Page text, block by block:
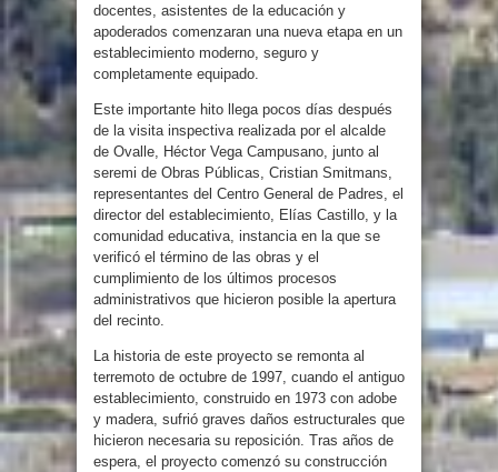
docentes, asistentes de la educación y
apoderados comenzaran una nueva etapa en un
establecimiento moderno, seguro y
completamente equipado.
Este importante hito llega pocos días después
de la visita inspectiva realizada por el alcalde
de Ovalle, Héctor Vega Campusano, junto al
seremi de Obras Públicas, Cristian Smitmans,
representantes del Centro General de Padres, el
director del establecimiento, Elías Castillo, y la
comunidad educativa, instancia en la que se
verificó el término de las obras y el
cumplimiento de los últimos procesos
administrativos que hicieron posible la apertura
del recinto.
La historia de este proyecto se remonta al
terremoto de octubre de 1997, cuando el antiguo
establecimiento, construido en 1973 con adobe
y madera, sufrió graves daños estructurales que
hicieron necesaria su reposición. Tras años de
espera, el proyecto comenzó su construcción